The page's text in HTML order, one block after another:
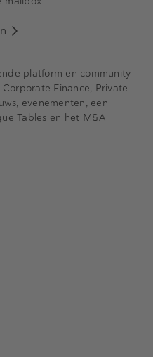
platform en community
Finance, Private
evenementen, een
Tables en het M&A